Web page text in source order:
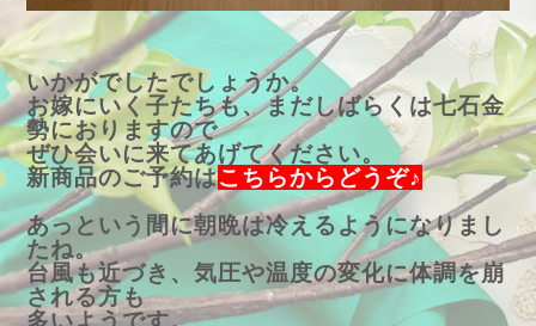
いかがでしたでしょうか。
お嫁にいく子たちも、まだしばらくは七石金
勢におりますので
ぜひ会いに来てあげてください。
新商品のご予約はこちらからどうぞ♪
あっという間に朝晩は冷えるようになりまし
たね。
台風も近づき、気圧や温度の変化に体調を崩
される方も
多いようです。